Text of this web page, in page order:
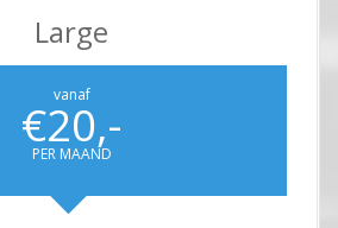
Large
vanaf
€20,-
PER MAAND